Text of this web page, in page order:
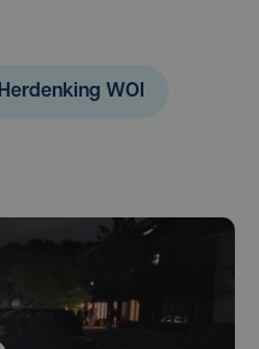
Herdenking WOI